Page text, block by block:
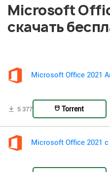
Microsoft
скачать
Microsoft Office 2021
5 377 Torrent
Microsoft Office 2021